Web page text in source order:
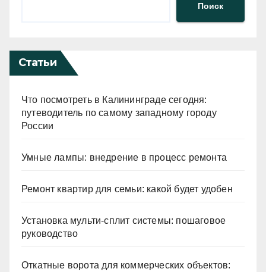
Поиск
Статьи
Что посмотреть в Калининграде сегодня:
путеводитель по самому западному городу
России
Умные лампы: внедрение в процесс ремонта
Ремонт квартир для семьи: какой будет удобен
Установка мульти-сплит системы: пошаговое
руководство
Откатные ворота для коммерческих объектов: